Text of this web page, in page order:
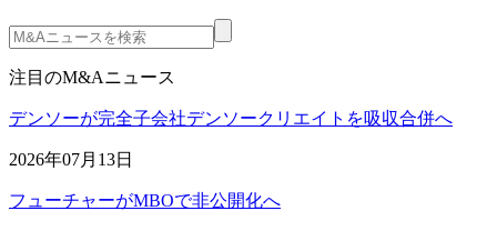
注目のM&Aニュース
デンソーが完全子会社デンソークリエイトを吸収合併へ
2026年07月13日
フューチャーがMBOで非公開化へ